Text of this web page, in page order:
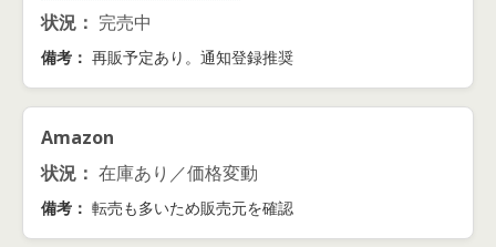
状況： 完売中
備考： 再販予定あり。通知登録推奨
Amazon
状況： 在庫あり／価格変動
備考： 転売も多いため販売元を確認